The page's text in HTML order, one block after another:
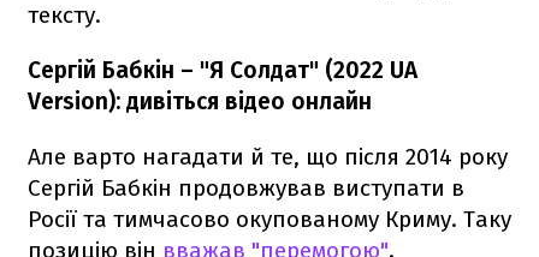
тексту.
Сергій Бабкін – "Я Солдат" (2022 UA
Version): дивіться відео онлайн
Але варто нагадати й те, що після 2014 року
Сергій Бабкін продовжував виступати в
Росії та тимчасово окупованому Криму. Таку
позицію він вважав "перемогою".